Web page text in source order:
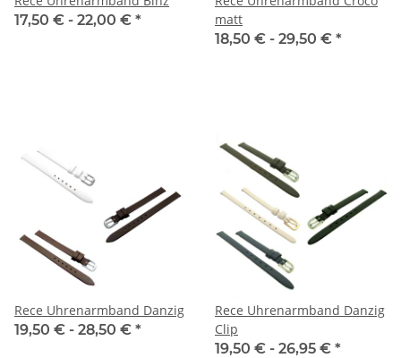
17,50 € - 22,00 € *
matt
18,50 € - 29,50 € *
Rece Uhrenarmband Danzig
19,50 € - 28,50 € *
Rece Uhrenarmband Danzig
Clip
19,50 € - 26,95 € *